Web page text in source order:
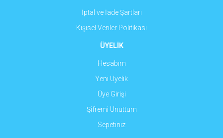
İptal ve İade Şartları
Kişisel Veriler Politikası
ÜYELİK
Hesabım
Yeni Üyelik
Üye Girişi
Şifremi Unuttum
Sepetiniz